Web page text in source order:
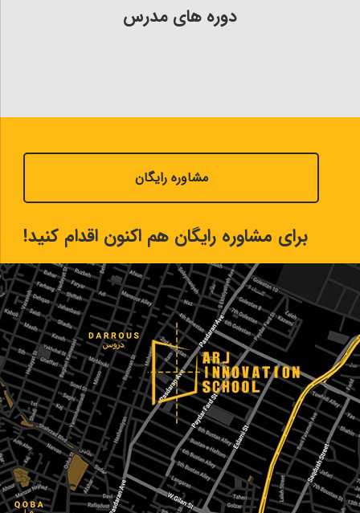
دوره های مدرس
مشاوره رایگان
برای مشاوره رایگان هم اکنون اقدام کنید!